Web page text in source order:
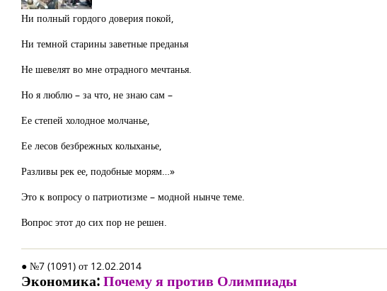
Ни полный гордого доверия покой,
Ни темной старины заветные преданья
Не шевелят во мне отрадного мечтанья.
Но я люблю – за что, не знаю сам –
Ее степей холодное молчанье,
Ее лесов безбрежных колыханье,
Разливы рек ее, подобные морям…»
Это к вопросу о патриотизме – модной нынче теме.
Вопрос этот до сих пор не решен.
● №7 (1091) от 12.02.2014
Экономика:Почему я против Олимпиады